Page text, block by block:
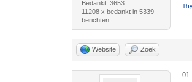
Bedankt: 3653
11208 x bedankt in 5339
berichten
Website Zoek